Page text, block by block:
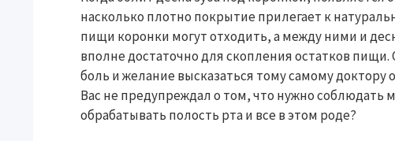
насколько плотно покрытие прилегает к
пищи коронки могут отходить, а между ними и
вполне достаточно для скопления остатков
боль и желание высказаться тому самому доктору
Вас не предупреждал о том, что нужно соблюдать
обрабатывать полость рта и все в этом роде?